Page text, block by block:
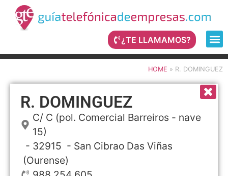
¿TE LLAMAMOS?
HOME » R. DOMINGUEZ
R. DOMINGUEZ
C/ C (pol. Comercial Barreiros - nave
15)
- 32915 - San Cibrao Das Viñas
(Ourense)